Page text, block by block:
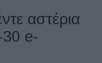
αστέρια
e-